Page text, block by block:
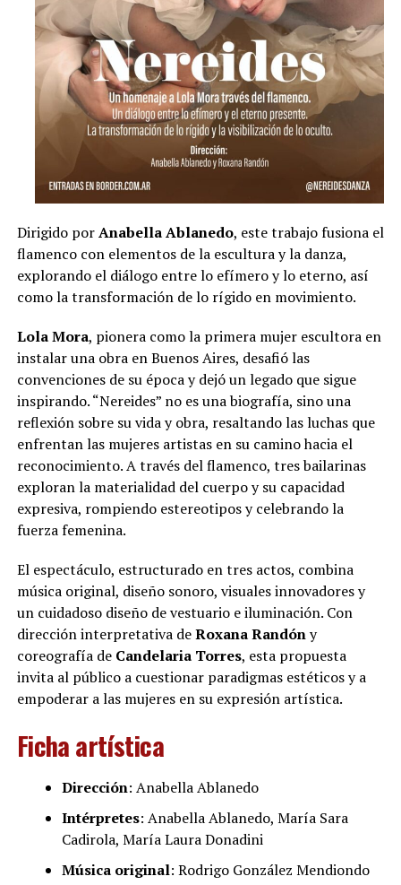
Dirigido porAnabella Ablanedo, este trabajo fusiona el
flamenco con elementos de la escultura y la danza,
explorando el diálogo entre lo efímero y lo eterno, así
como la transformación de lo rígido en movimiento.
Lola Mora, pionera como la primera mujer escultora en
instalar una obra en Buenos Aires, desafió las
convenciones de su época y dejó un legado que sigue
inspirando. “Nereides” no es una biografía, sino una
reflexión sobre su vida y obra, resaltando las luchas que
enfrentan las mujeres artistas en su camino hacia el
reconocimiento. A través del flamenco, tres bailarinas
exploran la materialidad del cuerpo y su capacidad
expresiva, rompiendo estereotipos y celebrando la
fuerza femenina.
El espectáculo, estructurado en tres actos, combina
música original, diseño sonoro, visuales innovadores y
un cuidadoso diseño de vestuario e iluminación. Con
dirección interpretativa deRoxana Randóny
coreografía de Candelaria Torres, esta propuesta
invita al público a cuestionar paradigmas estéticos y a
empoderar a las mujeres en su expresión artística.
Ficha artística
Dirección: Anabella Ablanedo
Intérpretes: Anabella Ablanedo, María Sara
Cadirola, María Laura Donadini
Música original: Rodrigo González Mendiondo